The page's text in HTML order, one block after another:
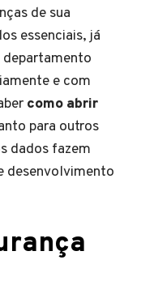
de sua
essenciais, já
departamento
e com
como abrir
para outros
dados fazem
desenvolvimento